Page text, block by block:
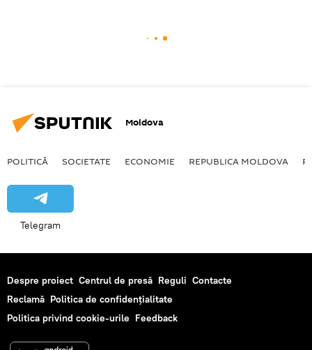
Moldova
POLITICĂ SOCIETATE ECONOMIE REPUBLICA MOLDOVA
Telegram
Despre proiect Centrul de presă Reguli Contacte
Reclamă Politica de confidențialitate
Politica privind cookie-urile Feedback